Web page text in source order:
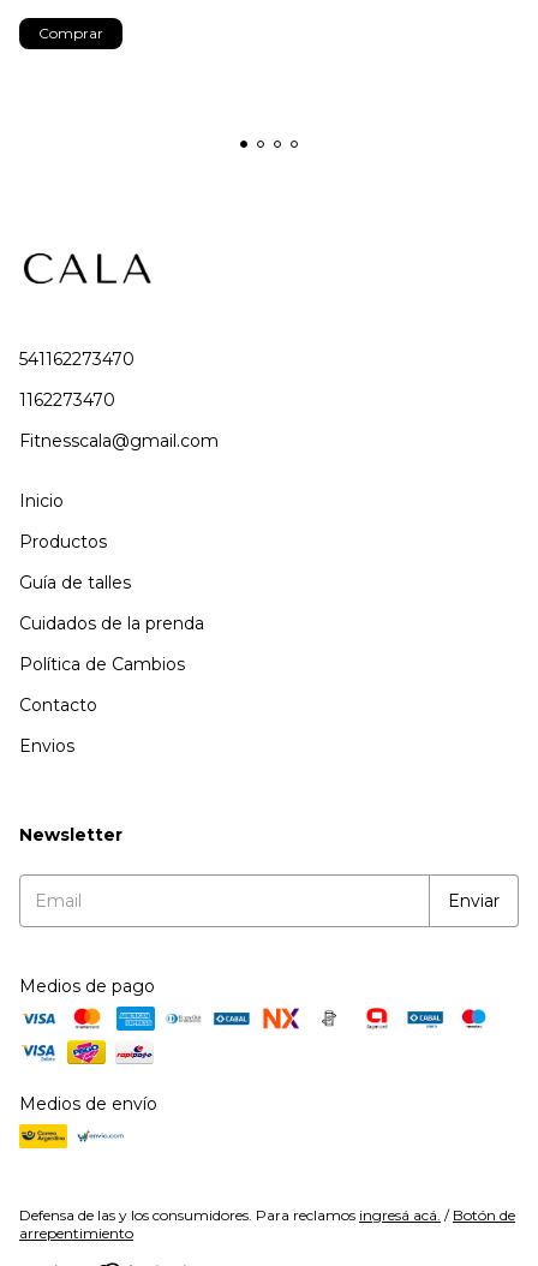
Comprar
541162273470
1162273470
Fitnesscala@gmail.com
Inicio
Productos
Guía de talles
Cuidados de la prenda
Política de Cambios
Contacto
Envios
Newsletter
Medios de pago
Medios de envío
Defensa de las y los consumidores. Para reclamos ingresá acá. / Botón de
arrepentimiento